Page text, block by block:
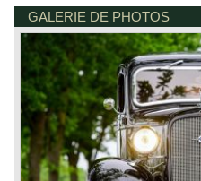
6718
GALERIE DE PHOTOS